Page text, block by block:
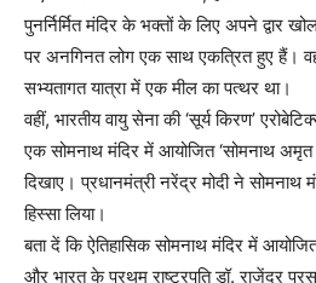
पुनर्निर्मित मंदिर के भक्तों के लिए अपने द्वार
पर अनगिनत लोग एक साथ एकत्रित हुए हैं।
सभ्यतागत यात्रा में एक मील का पत्थर था।
वहीं, भारतीय वायु सेना की ‘सूर्य किरण’
एक सोमनाथ मंदिर में आयोजित ‘सोमनाथ अमृत
दिखाए। प्रधानमंत्री नरेंद्र मोदी ने सोमनाथ
हिस्सा लिया।
बता दें कि ऐतिहासिक सोमनाथ मंदिर में आयोजित
और भारत के प्रथम राष्ट्रपति डॉ. राजेंद्र